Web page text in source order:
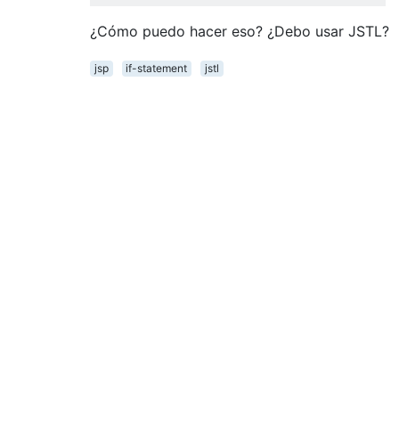
¿Cómo puedo hacer eso? ¿Debo usar JSTL?
jsp if-statement jstl